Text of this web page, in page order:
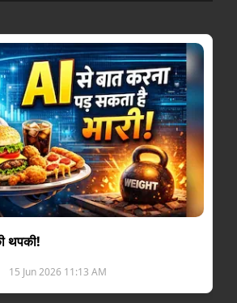
थपकी!
15 Jun 2026 11:13 AM